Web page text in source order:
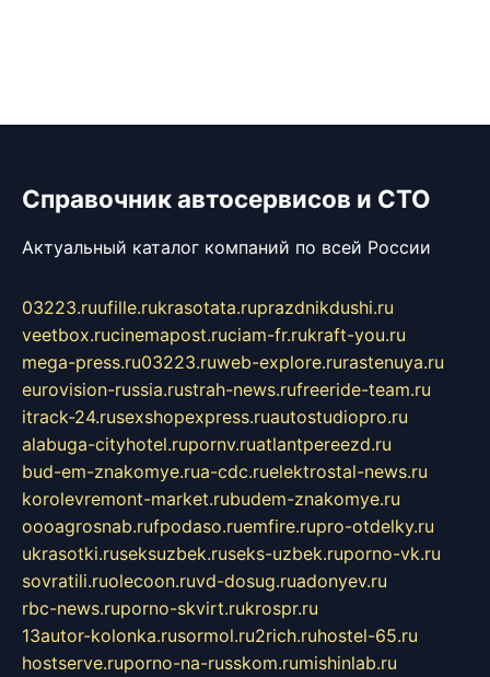
Справочник автосервисов и СТО
Актуальный каталог компаний по всей России
03223.ruufille.rukrasotata.ruprazdnikdushi.ru
veetbox.rucinemapost.ruciam-fr.rukraft-you.ru
mega-press.ru03223.ruweb-explore.rurastenuya.ru
eurovision-russia.rustrah-news.rufreeride-team.ru
itrack-24.rusexshopexpress.ruautostudiopro.ru
alabuga-cityhotel.rupornv.ruatlantpereezd.ru
bud-em-znakomye.rua-cdc.ruelektrostal-news.ru
korolevremont-market.rubudem-znakomye.ru
oooagrosnab.rufpodaso.ruemfire.rupro-otdelky.ru
ukrasotki.ruseksuzbek.ruseks-uzbek.ruporno-vk.ru
sovratili.ruolecoon.ruvd-dosug.ruadonyev.ru
rbc-news.ruporno-skvirt.rukrospr.ru
13autor-kolonka.rusormol.ru2rich.ruhostel-65.ru
hostserve.ruporno-na-russkom.rumishinlab.ru